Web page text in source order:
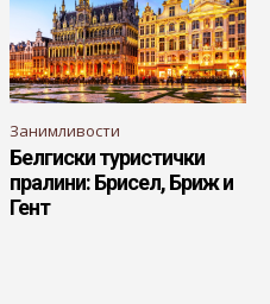
Занимливости
Белгиски туристички
пралини: Брисел, Бриж и
Гент